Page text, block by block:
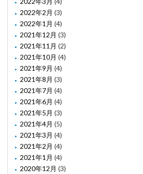
2022年2月 (3)
2022年1月 (4)
2021年12月 (3)
2021年11月 (2)
2021年10月 (4)
2021年9月 (4)
2021年8月 (3)
2021年7月 (4)
2021年6月 (4)
2021年5月 (3)
2021年4月 (5)
2021年3月 (4)
2021年2月 (4)
2021年1月 (4)
2020年12月 (3)